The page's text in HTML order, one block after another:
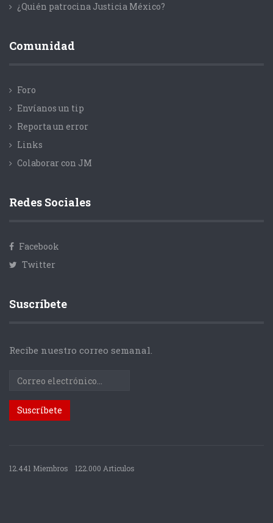
¿Quién patrocina Justicia México?
Comunidad
Foro
Envíanos un tip
Reporta un error
Links
Colaborar con JM
Redes Sociales
Facebook
Twitter
Suscríbete
Recibe nuestro correo semanal.
12.441 Miembros 122.000 Articulos